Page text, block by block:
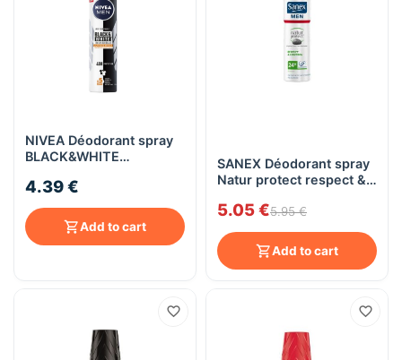
NIVEA Déodorant spray
BLACK&WHITE
homme 200ml
4.39 €
Add to cart
SANEX Déodorant spray
Natur protect respect &
5.05 €5.95 €
Add to cart